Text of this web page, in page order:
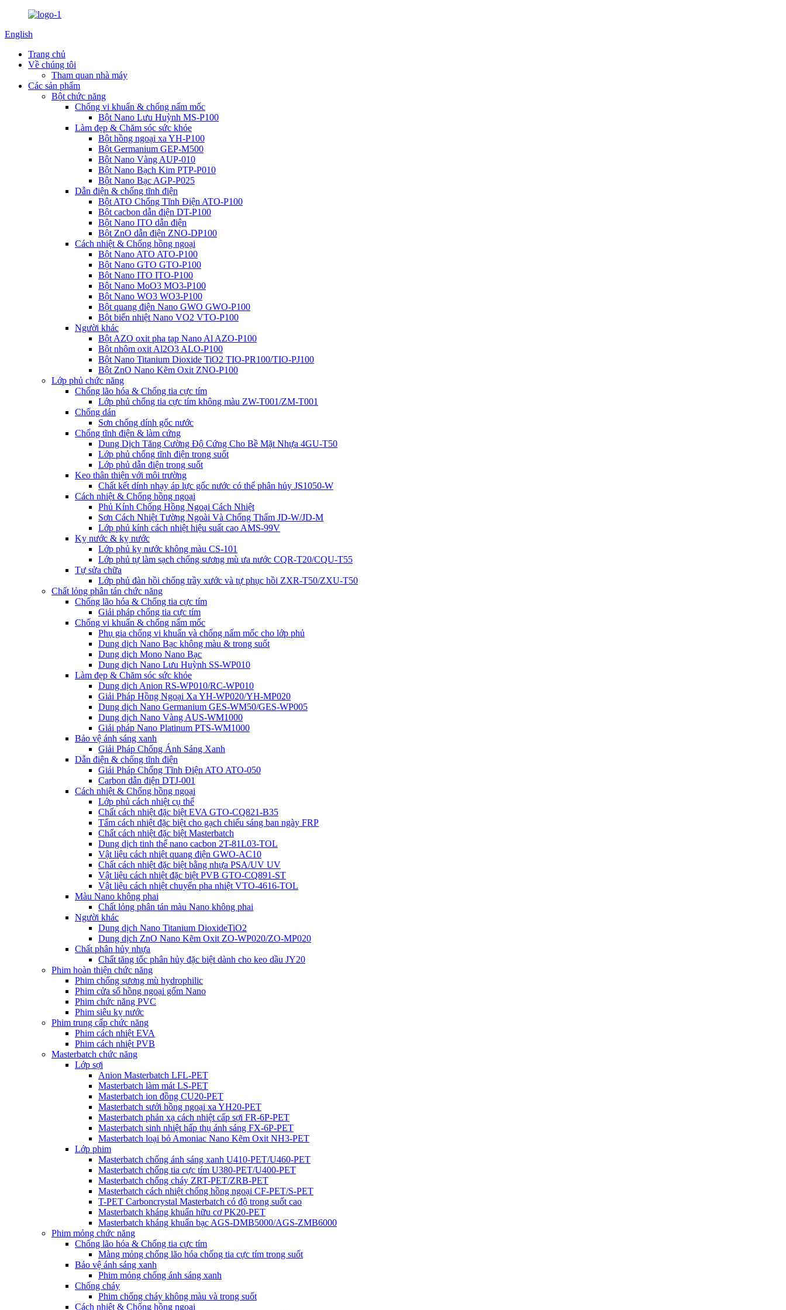
English
Trang chủ
Về chúng tôi
Tham quan nhà máy
Các sản phẩm
Bột chức năng
Chống vi khuẩn & chống nấm mốc
Bột Nano Lưu Huỳnh MS-P100
Làm đẹp & Chăm sóc sức khỏe
Bột hồng ngoại xa YH-P100
Bột Germanium GEP-M500
Bột Nano Vàng AUP-010
Bột Nano Bạch Kim PTP-P010
Bột Nano Bạc AGP-P025
Dẫn điện & chống tĩnh điện
Bột ATO Chống Tĩnh Điện ATO-P100
Bột cacbon dẫn điện DT-P100
Bột Nano ITO dẫn điện
Bột ZnO dẫn điện ZNO-DP100
Cách nhiệt & Chống hồng ngoại
Bột Nano ATO ATO-P100
Bột Nano GTO GTO-P100
Bột Nano ITO ITO-P100
Bột Nano MoO3 MO3-P100
Bột Nano WO3 WO3-P100
Bột quang điện Nano GWO GWO-P100
Bột biến nhiệt Nano VO2 VTO-P100
Người khác
Bột AZO oxit pha tạp Nano Al AZO-P100
Bột nhôm oxit Al2O3 ALO-P100
Bột Nano Titanium Dioxide TiO2 TIO-PR100/TIO-PJ100
Bột ZnO Nano Kẽm Oxit ZNO-P100
Lớp phủ chức năng
Chống lão hóa & Chống tia cực tím
Lớp phủ chống tia cực tím không màu ZW-T001/ZM-T001
Chống dán
Sơn chống dính gốc nước
Chống tĩnh điện & làm cứng
Dung Dịch Tăng Cường Độ Cứng Cho Bề Mặt Nhựa 4GU-T50
Lớp phủ chống tĩnh điện trong suốt
Lớp phủ dẫn điện trong suốt
Keo thân thiện với môi trường
Chất kết dính nhạy áp lực gốc nước có thể phân hủy JS1050-W
Cách nhiệt & Chống hồng ngoại
Phủ Kính Chống Hồng Ngoại Cách Nhiệt
Sơn Cách Nhiệt Tường Ngoài Và Chống Thấm JD-W/JD-M
Lớp phủ kính cách nhiệt hiệu suất cao AMS-99V
Kỵ nước & kỵ nước
Lớp phủ kỵ nước không màu CS-101
Lớp phủ tự làm sạch chống sương mù ưa nước CQR-T20/CQU-T55
Tự sửa chữa
Lớp phủ đàn hồi chống trầy xước và tự phục hồi ZXR-T50/ZXU-T50
Chất lỏng phân tán chức năng
Chống lão hóa & Chống tia cực tím
Giải pháp chống tia cực tím
Chống vi khuẩn & chống nấm mốc
Phụ gia chống vi khuẩn và chống nấm mốc cho lớp phủ
Dung dịch Nano Bạc không màu & trong suốt
Dung dịch Mono Nano Bạc
Dung dịch Nano Lưu Huỳnh SS-WP010
Làm đẹp & Chăm sóc sức khỏe
Dung dịch Anion RS-WP010/RC-WP010
Giải Pháp Hồng Ngoại Xa YH-WP020/YH-MP020
Dung dịch Nano Germanium GES-WM50/GES-WP005
Dung dịch Nano Vàng AUS-WM1000
Giải pháp Nano Platinum PTS-WM1000
Bảo vệ ánh sáng xanh
Giải Pháp Chống Ánh Sáng Xanh
Dẫn điện & chống tĩnh điện
Giải Pháp Chống Tĩnh Điện ATO ATO-050
Carbon dẫn điện DTJ-001
Cách nhiệt & Chống hồng ngoại
Lớp phủ cách nhiệt cụ thể
Chất cách nhiệt đặc biệt EVA GTO-CQ821-B35
Tấm cách nhiệt đặc biệt cho gạch chiếu sáng ban ngày FRP
Chất cách nhiệt đặc biệt Masterbatch
Dung dịch tinh thể nano cacbon 2T-81L03-TOL
Vật liệu cách nhiệt quang điện GWO-AC10
Chất cách nhiệt đặc biệt bằng nhựa PSA/UV UV
Vật liệu cách nhiệt đặc biệt PVB GTO-CQ891-ST
Vật liệu cách nhiệt chuyển pha nhiệt VTO-4616-TOL
Màu Nano không phai
Chất lỏng phân tán màu Nano không phai
Người khác
Dung dịch Nano Titanium DioxideTiO2
Dung dịch ZnO Nano Kẽm Oxit ZO-WP020/ZO-MP020
Chất phân hủy nhựa
Chất tăng tốc phân hủy đặc biệt dành cho keo dầu JY20
Phim hoàn thiện chức năng
Phim chống sương mù hydrophilic
Phim cửa sổ hồng ngoại gốm Nano
Phim chức năng PVC
Phim siêu kỵ nước
Phim trung cấp chức năng
Phim cách nhiệt EVA
Phim cách nhiệt PVB
Masterbatch chức năng
Lớp sợi
Anion Masterbatch LFL-PET
Masterbatch làm mát LS-PET
Masterbatch ion đồng CU20-PET
Masterbatch sưởi hồng ngoại xa YH20-PET
Masterbatch phản xạ cách nhiệt cấp sợi FR-6P-PET
Masterbatch sinh nhiệt hấp thụ ánh sáng FX-6P-PET
Masterbatch loại bỏ Amoniac Nano Kẽm Oxit NH3-PET
Lớp phim
Masterbatch chống ánh sáng xanh U410-PET/U460-PET
Masterbatch chống tia cực tím U380-PET/U400-PET
Masterbatch chống cháy ZRT-PET/ZRB-PET
Masterbatch cách nhiệt chống hồng ngoại CF-PET/S-PET
T-PET Carboncrystal Masterbatch có độ trong suốt cao
Masterbatch kháng khuẩn hữu cơ PK20-PET
Masterbatch kháng khuẩn bạc AGS-DMB5000/AGS-ZMB6000
Phim mỏng chức năng
Chống lão hóa & Chống tia cực tím
Màng mỏng chống lão hóa chống tia cực tím trong suốt
Bảo vệ ánh sáng xanh
Phim mỏng chống ánh sáng xanh
Chống cháy
Phim chống cháy không màu và trong suốt
Cách nhiệt & Chống hồng ngoại